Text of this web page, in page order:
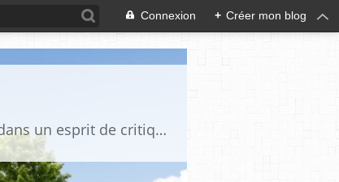
Connexion + Créer mon blog
Blog destiné à commenter l'actualité, politique, économique, culturelle, sportive, etc, dans un esprit de critique philosophique, d'esprit chrétien et français.La collaboration des lecteurs est souhaitée, de même que la courtoisie, et l'esprit de tolérance.